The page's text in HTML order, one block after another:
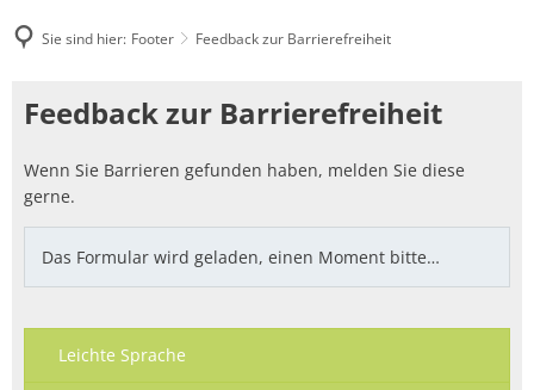
Sie sind hier: Footer Feedback zur Barrierefreiheit
Feedback
Barrierefreiheit
Feedback zur Barrierefreiheit
Wenn Sie Barrieren gefunden haben, melden Sie diese
gerne.
Das Formular wird geladen, einen Moment bitte…
Leichte Sprache